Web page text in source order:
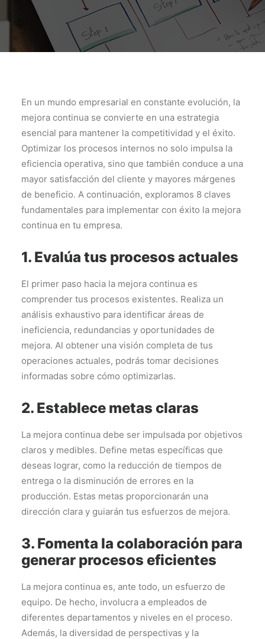
En un mundo empresarial en constante evolución, la
mejora continua se convierte en una estrategia
esencial para mantener la competitividad y el éxito.
Optimizar los procesos internos no solo impulsa la
eficiencia operativa, sino que también conduce a una
mayor satisfacción del cliente y mayores márgenes
de beneficio. A continuación, exploramos 8 claves
fundamentales para implementar con éxito la mejora
continua en tu empresa.
1. Evalúa tus procesos actuales
El primer paso hacia la mejora continua es
comprender tus procesos existentes. Realiza un
análisis exhaustivo para identificar áreas de
ineficiencia, redundancias y oportunidades de
mejora. Al obtener una visión completa de tus
operaciones actuales, podrás tomar decisiones
informadas sobre cómo optimizarlas.
2. Establece metas claras
La mejora continua debe ser impulsada por objetivos
claros y medibles. Define metas específicas que
deseas lograr, como la reducción de tiempos de
entrega o la disminución de errores en la
producción. Estas metas proporcionarán una
dirección clara y guiarán tus esfuerzos de mejora.
3. Fomenta la colaboración para
generar procesos eficientes
La mejora continua es, ante todo, un esfuerzo de
equipo. De hecho, involucra a empleados de
diferentes departamentos y niveles en el proceso.
Además, la diversidad de perspectivas y la